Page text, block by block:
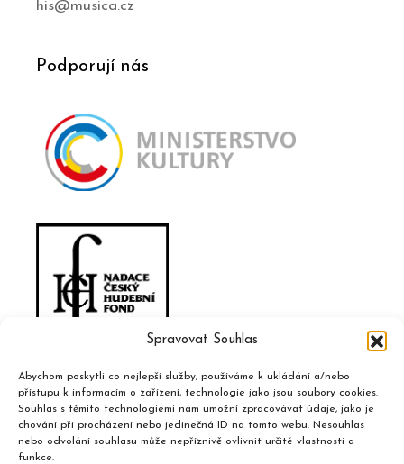
Spravovat Souhlas
Abychom poskytli co nejlepší služby, používáme k ukládání a/nebo
přístupu k informacím o zařízení, technologie jako jsou soubory cookies.
Souhlas s těmito technologiemi nám umožní zpracovávat údaje, jako je
chování při procházení nebo jedinečná ID na tomto webu. Nesouhlas
nebo odvolání souhlasu může nepříznivě ovlivnit určité vlastnosti a
funkce.
his@musica.cz
Podporují nás